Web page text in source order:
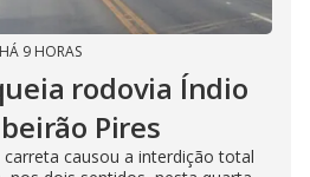
HÁ 9 HORAS
rodovia Índio
Pires
causou a interdição total